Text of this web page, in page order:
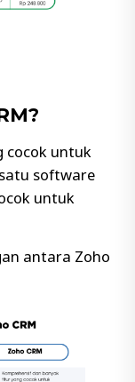
cocok untuk
software
untuk
antara Zoho